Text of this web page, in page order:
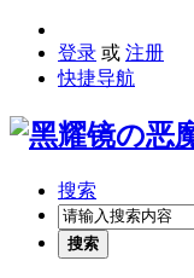
登录 或 注册
快捷导航
搜索
搜索